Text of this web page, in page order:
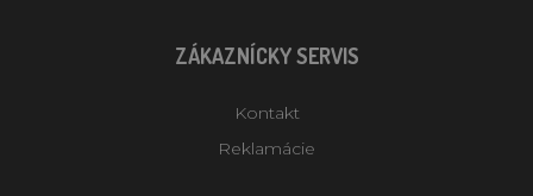
ZÁKAZNÍCKY SERVIS
Kontakt
Reklamácie